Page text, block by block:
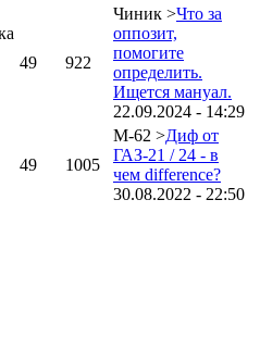
49
922
Чиник >Что за
оппозит,
помогите
определить.
Ищется мануал.
22.09.2024 - 14:29
49 1005
M-62 >Диф от
ГАЗ-21 / 24 - в
чем difference?
30.08.2022 - 22:50